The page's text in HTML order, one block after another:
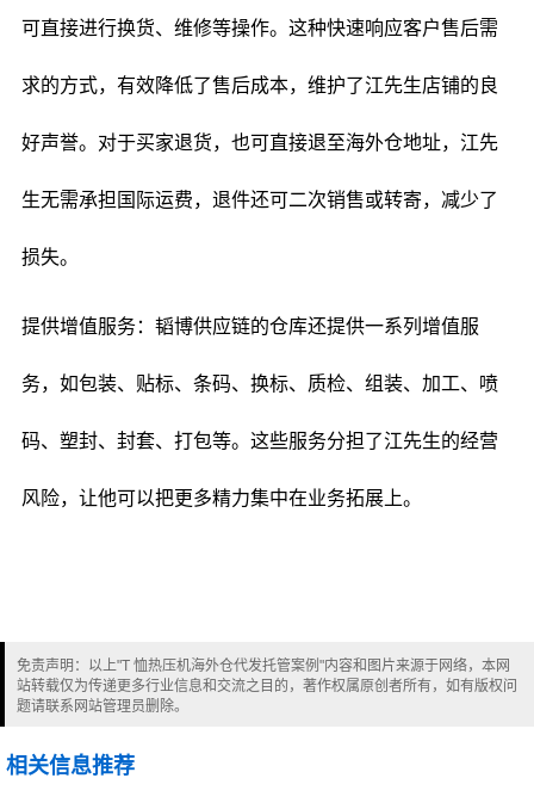
可直接进行换货、维修等操作。这种快速响应客户售后需
求的方式，有效降低了售后成本，维护了江先生店铺的良
好声誉。对于买家退货，也可直接退至海外仓地址，江先
生无需承担国际运费，退件还可二次销售或转寄，减少了
损失。
提供增值服务：韬博供应链的仓库还提供一系列增值服
务，如包装、贴标、条码、换标、质检、组装、加工、喷
码、塑封、封套、打包等。这些服务分担了江先生的经营
风险，让他可以把更多精力集中在业务拓展上。
免责声明：以上"T 恤热压机海外仓代发托管案例"内容和图片来源于网络，本网
站转载仅为传递更多行业信息和交流之目的，著作权属原创者所有，如有版权问
题请联系网站管理员删除。
相关信息推荐